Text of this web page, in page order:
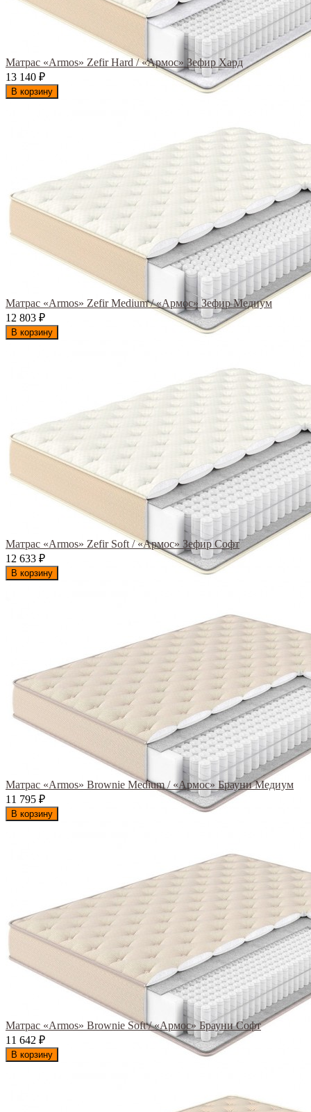
Матрас «Armos» Zefir Hard / «Армос» Зефир Хард
13 140 ₽
В корзину
Матрас «Armos» Zefir Medium / «Армос» Зефир Медиум
12 803 ₽
В корзину
Матрас «Armos» Zefir Soft / «Армос» Зефир Софт
12 633 ₽
В корзину
Матрас «Armos» Brownie Medium / «Армос» Брауни Медиум
11 795 ₽
В корзину
Матрас «Armos» Brownie Soft / «Армос» Брауни Софт
11 642 ₽
В корзину